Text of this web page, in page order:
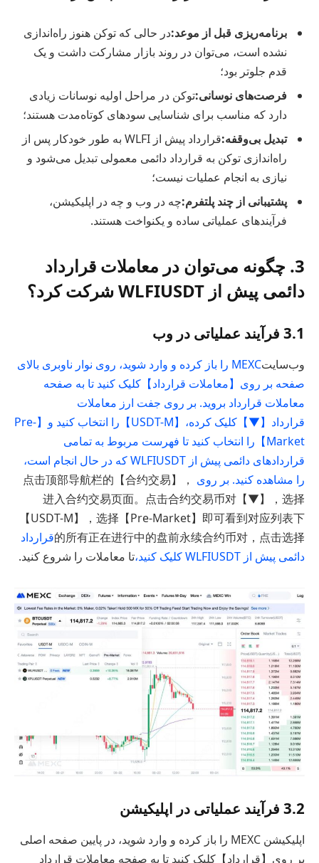
برنامه‌ریزی قبل از موعد:در حالی که توکن هنوز راه‌اندازی
نشده است، می‌توان در روند بازار مشارکت داشت و یک
قدم جلوتر بود؛
فرصت‌های نوسانی:توکن در مراحل اولیه نوسانات زیادی
دارد که مناسب برای شناسایی سودهای کوتاه‌مدت هستند؛
تبدیل بی‌وقفه:
قرارداد پیش از WLFI به طور خودکار پس از
راه‌اندازی توکن به قرارداد دائمی معمولی تبدیل می‌شود و
نیازی به انجام عملیات نیست؛
پشتیبانی از چند پلتفرم:چه در وب و چه در اپلیکیشن،
فرآیندهای عملیاتی ساده و یکنواخت هستند.
3. چگونه می‌توان در معاملات قرارداد
دائمی پیش از WLFIUSDT شرکت کرد؟
3.1 فرآیند عملیاتی در وب
وب‌سایت
MEXC را باز کرده و وارد شوید، روی نوار ناوبری بالای
صفحه بر روی【معاملات قرارداد】کلیک کنید تا به صفحه
معاملات قرارداد بروید. بر روی جفت ارز معاملات
قرارداد【▼】کلیک کرده،【USDT-M】را انتخاب کنید و【Pre-
Market】را انتخاب کنید تا فهرست مربوط به تمامی
قراردادهای دائمی پیش از WLFIUSDT که در حال انجام است،
را مشاهده کنید. بر روی
，点击顶部导航栏的【合约交易】
进入合约交易页面。点击合约交易币对【▼】，选择
【USDT-M】，选择【Pre-Market】即可看到对应列表下
的所有正在进行中的盘前永续合约币对，点击选择قرارداد
دائمی پیش از WLFIUSDT کلیک کنید،
تا معاملات را شروع کنید.
3.2 فرآیند عملیاتی در اپلیکیشن
اپلیکیشن MEXC را باز کرده و وارد شوید، در پایین صفحه اصلی
بر روی【قرارداد】کلیک کنید تا به صفحه معاملات قرارداد